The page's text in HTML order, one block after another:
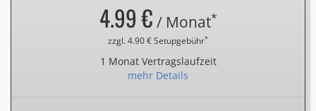
4.99 € / Monat*
zzgl. 4.90 € Setupgebühr*
1 Monat Vertragslaufzeit
mehr Details